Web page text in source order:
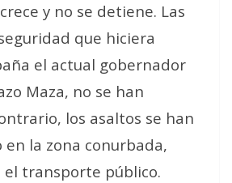
y no se detiene. Las
que hiciera
el actual gobernador
Maza, no se han
los asaltos se han
la zona conurbada,
el transporte público.